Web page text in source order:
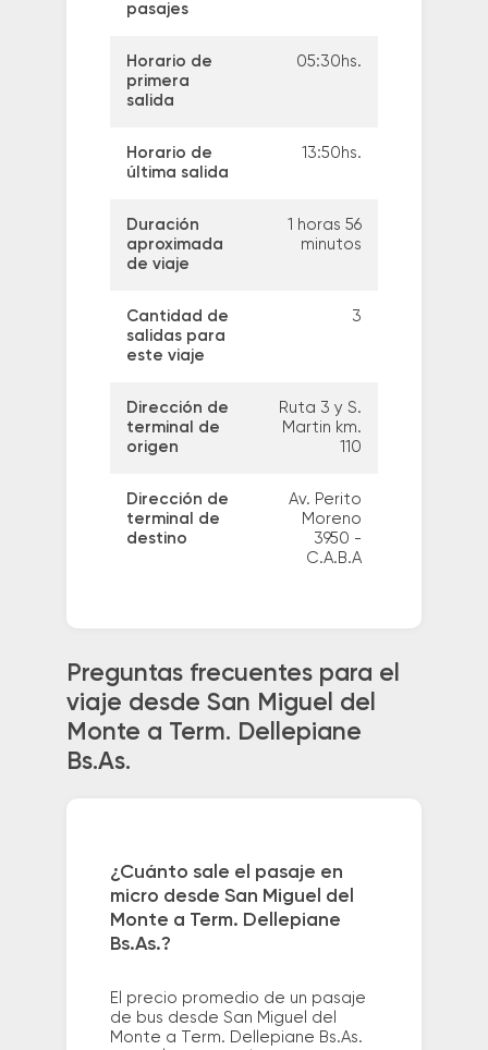
pasajes
Horario de
primera
salida
05:30hs.
Horario de
última salida
13:50hs.
Duración
aproximada
de viaje
1 horas 56
minutos
Cantidad de
salidas para
este viaje
3
Dirección de
terminal de
origen
Ruta 3 y S.
Martin km.
110
Dirección de
terminal de
destino
Av. Perito
Moreno
3950 -
C.A.B.A
Preguntas frecuentes para el
viaje desde San Miguel del
Monte a Term. Dellepiane
Bs.As.
¿Cuánto sale el pasaje en
micro desde San Miguel del
Monte a Term. Dellepiane
Bs.As.?
El precio promedio de un pasaje
de bus desde San Miguel del
Monte a Term. Dellepiane Bs.As.